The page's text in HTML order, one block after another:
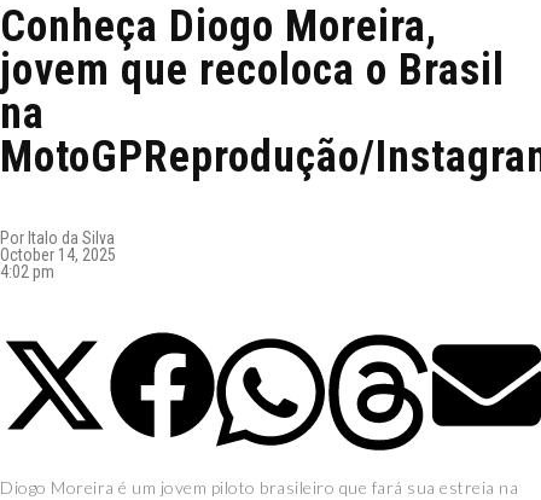
Conheça Diogo Moreira,
jovem que recoloca o Brasil
na
MotoGPReprodução/
Por Italo da Silva
October 14, 2025
4:02 pm
Diogo Moreira é um jovem piloto brasileiro que fará sua estreia na